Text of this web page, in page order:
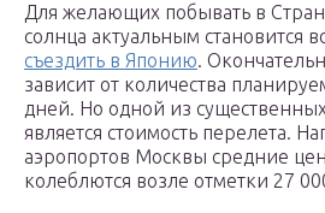
Для желающих побывать в
солнца актуальным становится
съездить в Японию.
зависит от количества
дней. Но одной из существенных
является стоимость перелета.
аэропортов Москвы средние
колеблются возле отметки 27